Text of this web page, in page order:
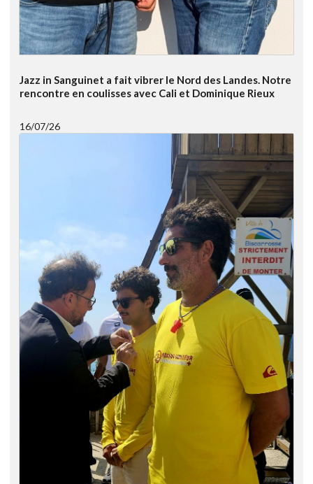
Jazz in Sanguinet a fait vibrer le Nord des Landes. Notre
rencontre en coulisses avec Cali et Dominique Rieux
16/07/26